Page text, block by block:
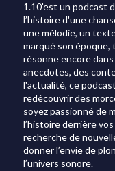
1.10'est un podcast
l’histoire d'une
une mélodie, un
marqué son
résonne encore
anecdotes, des
l'actualité, ce
redécouvrir des
soyez passionné de
l’histoire derrière
recherche de
donner l’envie de
l’univers sonore.